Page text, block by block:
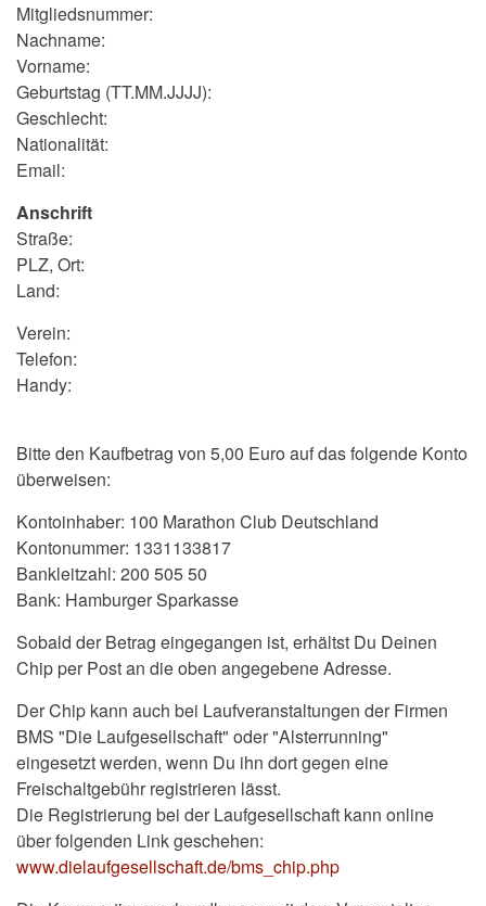
Mitgliedsnummer:
Nachname:
Vorname:
Geburtstag (TT.MM.JJJJ):
Geschlecht:
Nationalität:
Email:
Anschrift
Straße:
PLZ, Ort:
Land:
Verein:
Telefon:
Handy:
Bitte den Kaufbetrag von 5,00 Euro auf das folgende Konto
überweisen:
Kontoinhaber: 100 Marathon Club Deutschland
Kontonummer: 1331133817
Bankleitzahl: 200 505 50
Bank: Hamburger Sparkasse
Sobald der Betrag eingegangen ist, erhältst Du Deinen
Chip per Post an die oben angegebene Adresse.
Der Chip kann auch bei Laufveranstaltungen der Firmen
BMS "Die Laufgesellschaft" oder "Alsterrunning"
eingesetzt werden, wenn Du ihn dort gegen eine
Freischaltgebühr registrieren lässt.
Die Registrierung bei der Laufgesellschaft kann online
über folgenden Link geschehen:
www.dielaufgesellschaft.de/bms_chip.php